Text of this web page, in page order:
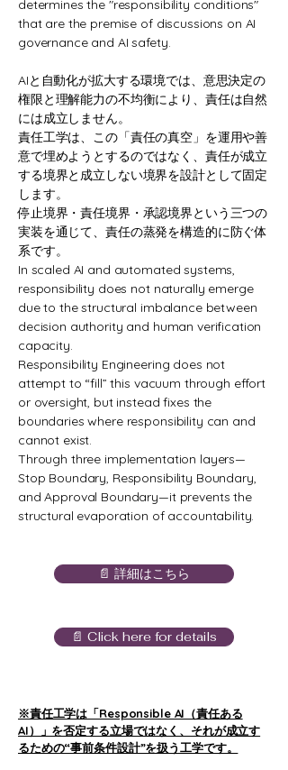
determines the "responsibility conditions"
that are the premise of discussions on AI
governance and AI safety.
AIと自動化が拡大する環境では、意思決定の
権限と理解能力の不均衡により、責任は自然
には成立しません。
責任工学は、この「責任の真空」を運用や善
意で埋めようとするのではなく、責任が成立
する境界と成立しない境界を設計として固定
します。
停止境界・責任境界・承認境界という三つの
実装を通じて、責任の蒸発を構造的に防ぐ体
系です。
In scaled AI and automated systems,
responsibility does not naturally emerge
due to the structural imbalance between
decision authority and human verification
capacity.
Responsibility Engineering does not
attempt to “fill” this vacuum through effort
or oversight, but instead fixes the
boundaries where responsibility can and
cannot exist.
Through three implementation layers—
Stop Boundary, Responsibility Boundary,
and Approval Boundary—it prevents the
structural evaporation of accountability.
📄 詳細はこちら
📄 Click here for details
※責任工学は「Responsible AI（責任ある
AI）」を否定する立場ではなく、それが成立す
るための“事前条件設計”を扱う工学です。